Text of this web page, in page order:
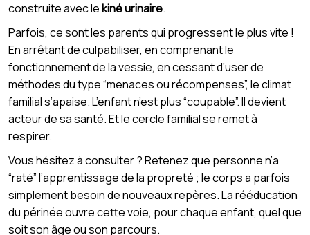
construite avec lekiné urinaire.
Parfois, ce sont les parents qui progressent le plus vite !
En arrêtant de culpabiliser, en comprenant le
fonctionnement de la vessie, en cessant d’user de
méthodes du type “menaces ou récompenses”, le climat
familial s’apaise. L’enfant n’est plus “coupable”. Il devient
acteur de sa santé. Et le cercle familial se remet à
respirer.
Vous hésitez à consulter ? Retenez que personne n’a
“raté” l’apprentissage de la propreté ; le corps a parfois
simplement besoin de nouveaux repères. La rééducation
du périnée ouvre cette voie, pour chaque enfant, quel que
soit son âge ou son parcours.